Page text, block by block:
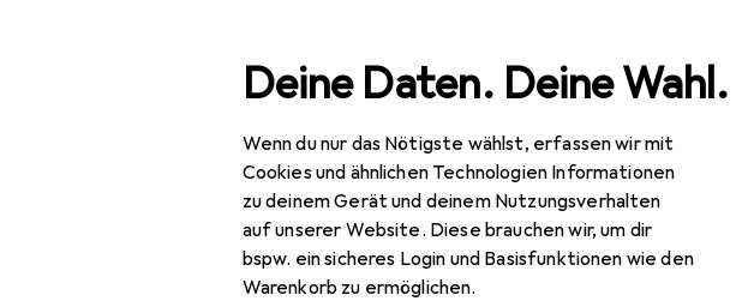
Deine Daten. Deine Wahl.
Wenn du nur das Nötigste wählst, erfassen wir mit
Cookies und ähnlichen Technologien Informationen
zu deinem Gerät und deinem Nutzungsverhalten
auf unserer Website. Diese brauchen wir, um dir
bspw. ein sicheres Login und Basisfunktionen wie den
Warenkorb zu ermöglichen.
Navigation nach Kategorien Gesamtsortiment IT + Multimedia Peripherie